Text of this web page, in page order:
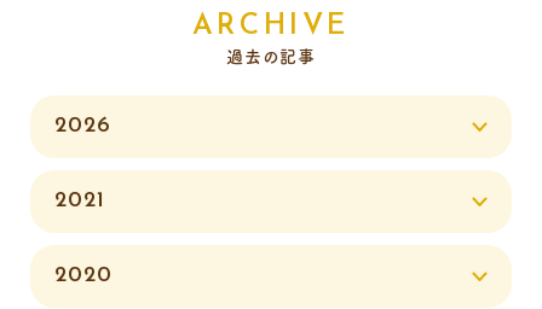
ARCHIVE
過去の記事
2026
2021
2020